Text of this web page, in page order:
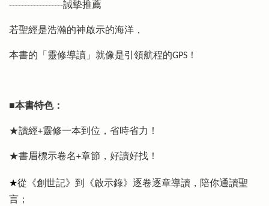
------------------誠摰推薦
若聖經是浩瀚的神啟示的海洋，
本書的「靈修導讀」就像是引領航程的GPS！
■本書特色：
★讀經+靈修一本到位，省時省力！
★書眉標示卷名+章節，好讀好找！
★從《創世記》到《啟示錄》逐卷逐章導讀，陪你通讀聖
言；